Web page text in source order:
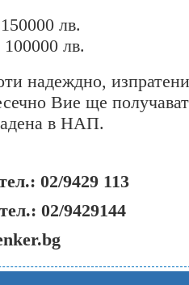
лв.
лв.
надеждно,
Вие ще
в НАП.
02/9429 113
02/9429144
.bg